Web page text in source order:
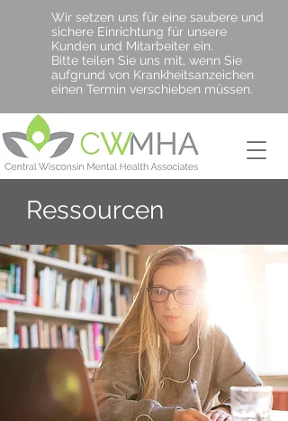
Wir setzen uns für eine saubere und
sichere Einrichtung für unsere
Kunden und Mitarbeiter ein.
Bitte teilen Sie uns mit, wenn Sie
aufgrund von Krankheitsanzeichen
einen Termin verschieben müssen.
Ressourcen